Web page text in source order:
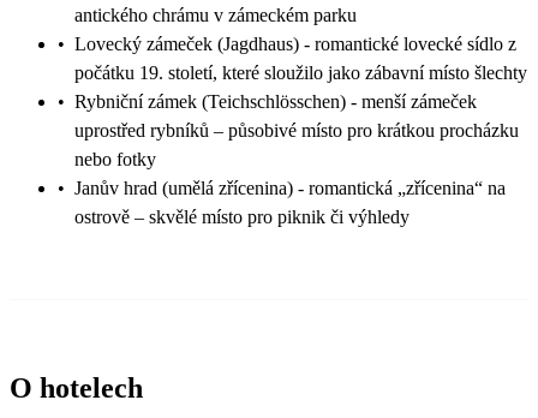
antického chrámu v zámeckém parku
• Lovecký zámeček (Jagdhaus) - romantické lovecké sídlo z
počátku 19. století, které sloužilo jako zábavní místo šlechty
• Rybniční zámek (Teichschlösschen) - menší zámeček
uprostřed rybníků – působivé místo pro krátkou procházku
nebo fotky
• Janův hrad (umělá zřícenina) - romantická „zřícenina“ na
ostrově – skvělé místo pro piknik či výhledy
O hotelech